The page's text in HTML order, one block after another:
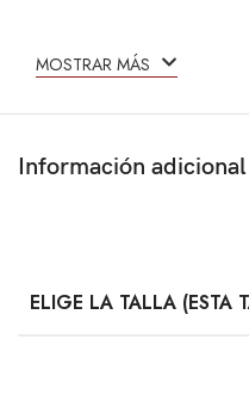
MOSTRAR MÁS
Información adicional
ELIGE LA TALLA (ESTA